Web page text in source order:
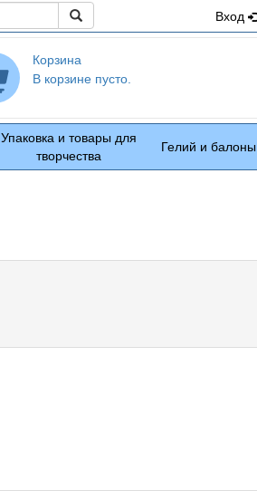
Вход
Корзина
В корзине пусто.
Упаковка и товары для
творчества
Гелий и балоны